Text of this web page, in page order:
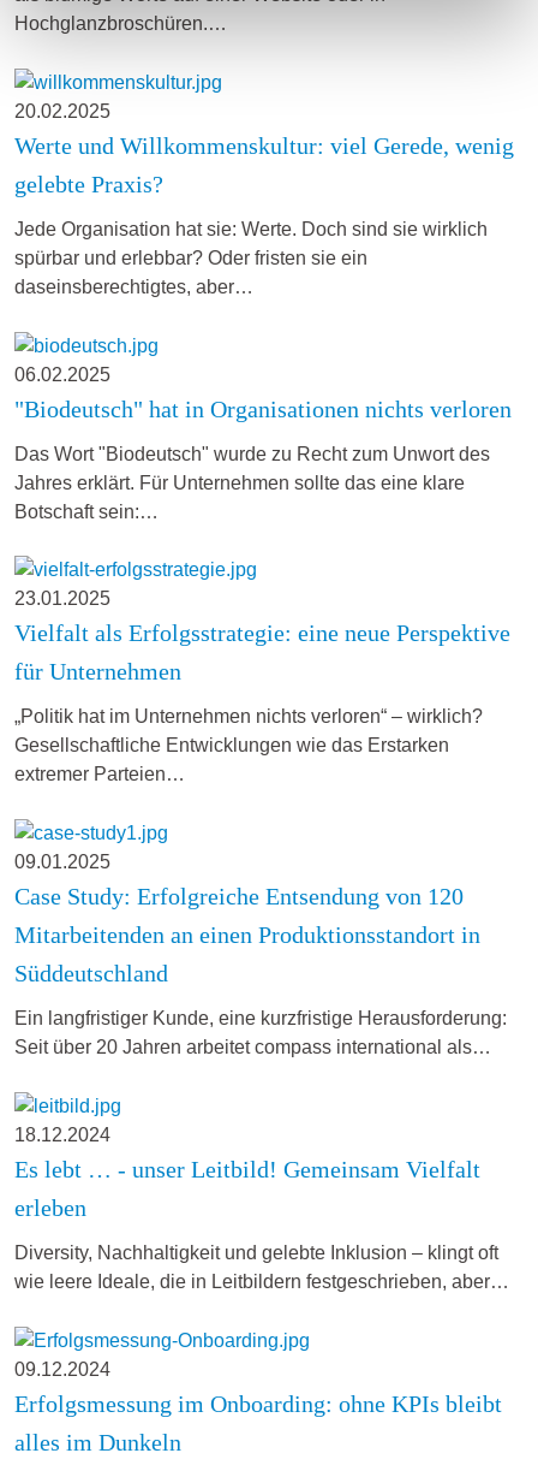
Hochglanzbroschüren.…
20.02.2025
Werte und Willkommenskultur: viel Gerede, wenig
gelebte Praxis?
Jede Organisation hat sie: Werte. Doch sind sie wirklich
spürbar und erlebbar? Oder fristen sie ein
daseinsberechtigtes, aber…
06.02.2025
"Biodeutsch" hat in Organisationen nichts verloren
Das Wort "Biodeutsch" wurde zu Recht zum Unwort des
Jahres erklärt. Für Unternehmen sollte das eine klare
Botschaft sein:…
23.01.2025
Vielfalt als Erfolgsstrategie: eine neue Perspektive
für Unternehmen
„Politik hat im Unternehmen nichts verloren“ – wirklich?
Gesellschaftliche Entwicklungen wie das Erstarken
extremer Parteien…
09.01.2025
Case Study: Erfolgreiche Entsendung von 120
Mitarbeitenden an einen Produktionsstandort in
Süddeutschland
Ein langfristiger Kunde, eine kurzfristige Herausforderung:
Seit über 20 Jahren arbeitet compass international als…
18.12.2024
Es lebt … - unser Leitbild! Gemeinsam Vielfalt
erleben
Diversity, Nachhaltigkeit und gelebte Inklusion – klingt oft
wie leere Ideale, die in Leitbildern festgeschrieben, aber…
09.12.2024
Erfolgsmessung im Onboarding: ohne KPIs bleibt
alles im Dunkeln